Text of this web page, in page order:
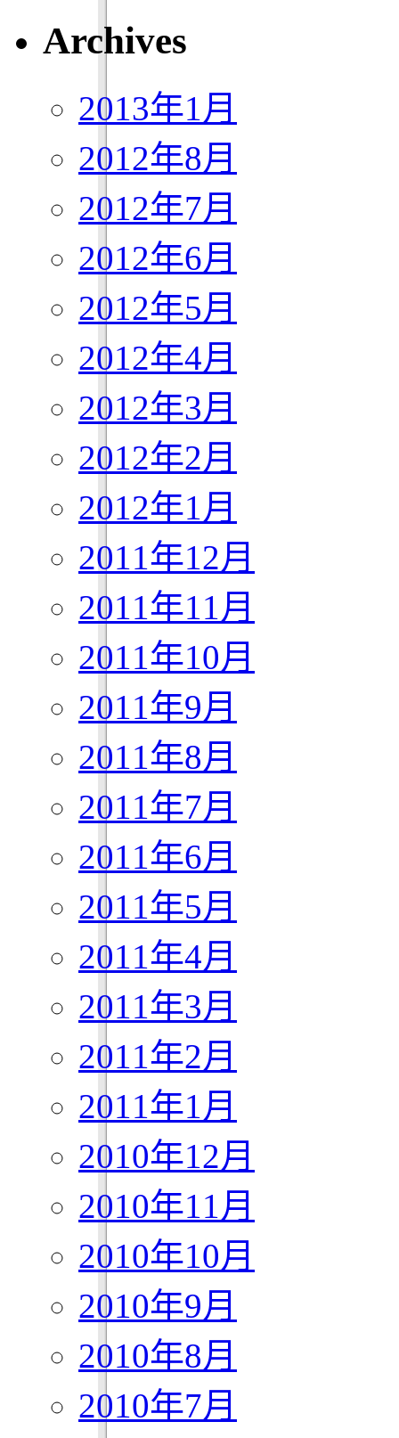
Archives
2013年1月
2012年8月
2012年7月
2012年6月
2012年5月
2012年4月
2012年3月
2012年2月
2012年1月
2011年12月
2011年11月
2011年10月
2011年9月
2011年8月
2011年7月
2011年6月
2011年5月
2011年4月
2011年3月
2011年2月
2011年1月
2010年12月
2010年11月
2010年10月
2010年9月
2010年8月
2010年7月